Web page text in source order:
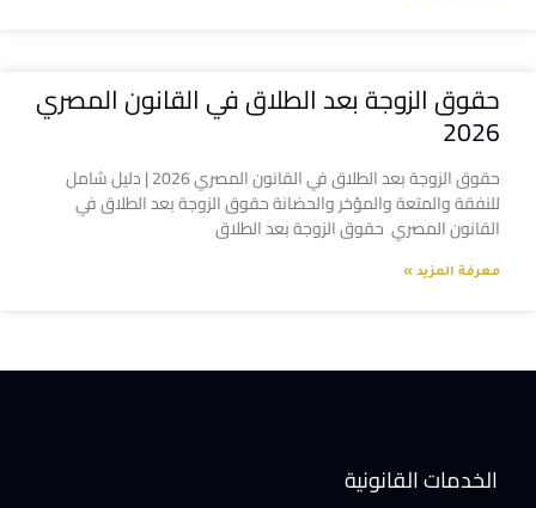
حقوق الزوجة بعد الطلاق في القانون المصري
2026
حقوق الزوجة بعد الطلاق في القانون المصري 2026 | دليل شامل
للنفقة والمتعة والمؤخر والحضانة حقوق الزوجة بعد الطلاق في
القانون المصري حقوق الزوجة بعد الطلاق
معرفة المزيد »
الخدمات القانونية